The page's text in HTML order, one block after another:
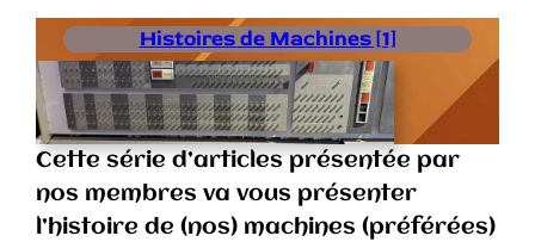
Histoires de Machines [1]
Cette série d’articles présentée par
nos membres va vous présenter
l’histoire de (nos) machines (préférées)